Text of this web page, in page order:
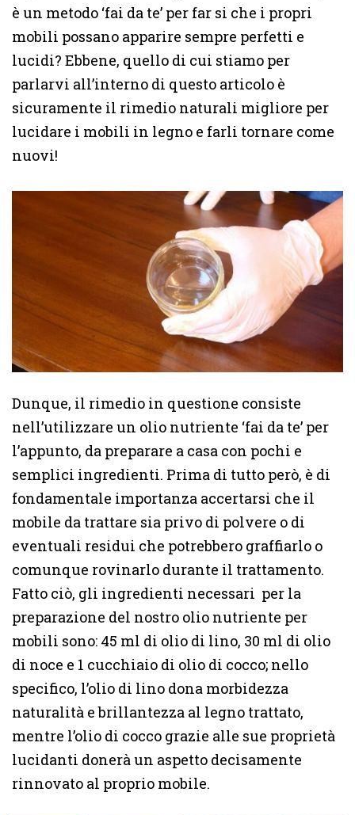
è un metodo ‘fai da te’ per far si che i propri
mobili possano apparire sempre perfetti e
lucidi? Ebbene, quello di cui stiamo per
parlarvi all’interno di questo articolo è
sicuramente il rimedio naturali migliore per
lucidare i mobili in legno e farli tornare come
nuovi!
Dunque, il rimedio in questione consiste
nell’utilizzare un olio nutriente ‘fai da te’ per
l’appunto, da preparare a casa con pochi e
semplici ingredienti. Prima di tutto però, è di
fondamentale importanza accertarsi che il
mobile da trattare sia privo di polvere o di
eventuali residui che potrebbero graffiarlo o
comunque rovinarlo durante il trattamento.
Fatto ciò, gli ingredienti necessari per la
preparazione del nostro olio nutriente per
mobili sono: 45 ml di olio di lino, 30 ml di olio
di noce e 1 cucchiaio di olio di cocco; nello
specifico, l’olio di lino dona morbidezza
naturalità e brillantezza al legno trattato,
mentre l’olio di cocco grazie alle sue proprietà
lucidanti donerà un aspetto decisamente
rinnovato al proprio mobile.